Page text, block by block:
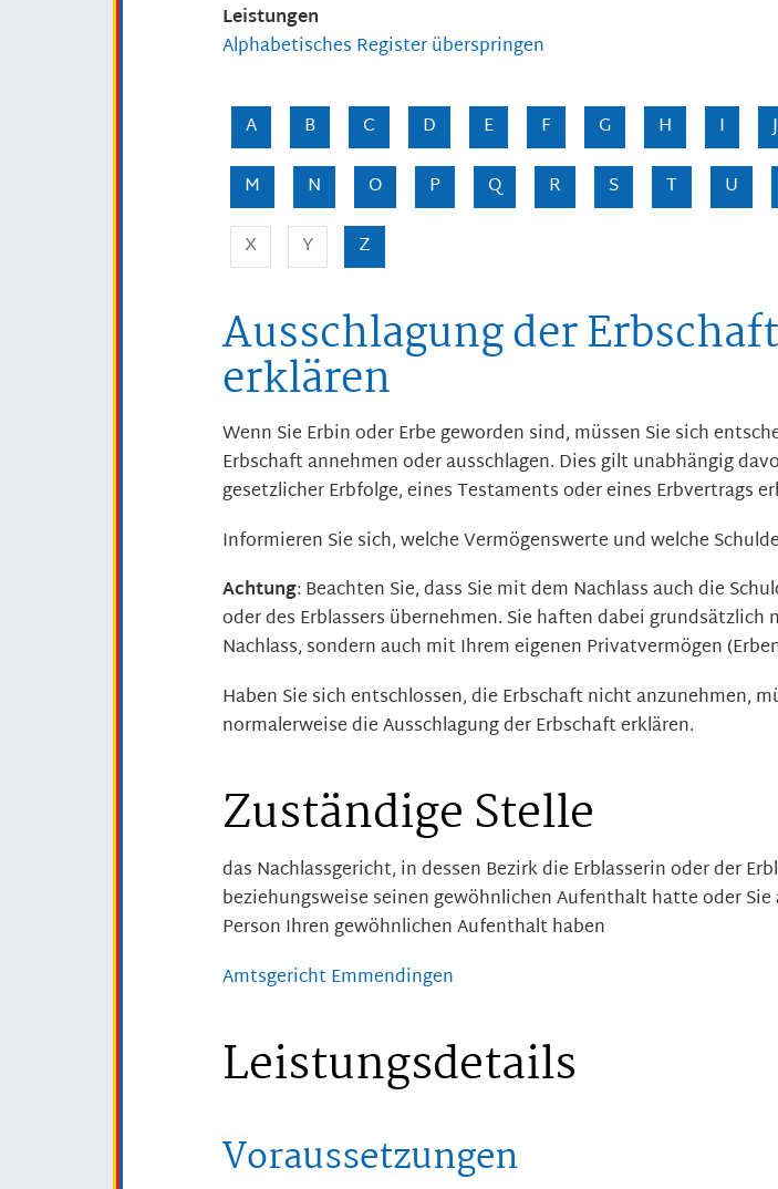
Leistungen
Alphabetisches Register überspringen
A B C D E F G H I J
M
N O P Q R S T U
X
Y Z
Ausschlagung der Erbschaft
erklären
Wenn Sie Erbin oder Erbe geworden sind, müssen Sie sich
Erbschaft annehmen oder ausschlagen. Dies gilt unabhängig
gesetzlicher Erbfolge, eines Testaments oder eines Erbvertrags
Informieren Sie sich, welche Vermögenswerte und welche
Achtung: Beachten Sie, dass Sie mit dem Nachlass auch die
oder des Erblassers übernehmen. Sie haften dabei
Nachlass, sondern auch mit Ihrem eigenen Privatvermögen
Haben Sie sich entschlossen, die Erbschaft nicht anzunehmen,
normalerweise die Ausschlagung der Erbschaft erklären.
Zuständige Stelle
das Nachlassgericht, in dessen Bezirk die Erblasserin oder der
beziehungsweise seinen gewöhnlichen Aufenthalt hatte oder Sie
Person Ihren gewöhnlichen Aufenthalt haben
Amtsgericht Emmendingen
Leistungsdetails
Voraussetzungen